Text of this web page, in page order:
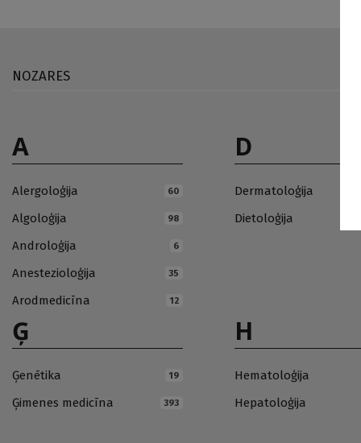
NOZARES
A
Alergoloģija 60
Algoloģija 98
Androloģija 6
Anestezioloģija 35
Arodmedicīna 12
D
Dermatoloģija
Dietoloģija
Ģ
Ģenētika 19
Ģimenes medicīna 393
H
Hematoloģija
Hepatoloģija